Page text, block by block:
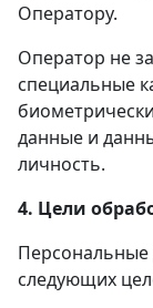
Оператору.
Оператор не
специальные
данные и
личность.
4. Цели
Персональные
следующих